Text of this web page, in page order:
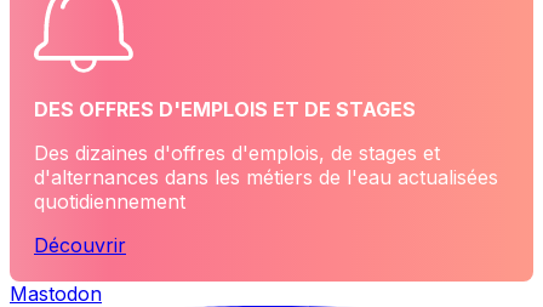
DES OFFRES D'EMPLOIS ET DE STAGES
Des dizaines d'offres d'emplois, de stages et
d'alternances dans les métiers de l'eau actualisées
quotidiennement
Découvrir
Mastodon